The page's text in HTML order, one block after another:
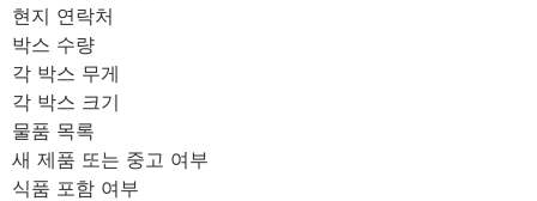
현지 연락처
박스 수량
각 박스 무게
각 박스 크기
물품 목록
새 제품 또는 중고 여부
식품 포함 여부